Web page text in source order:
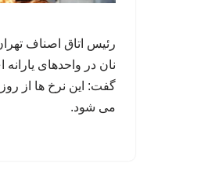
رئیس اتاق اصناف
نان در واحدهای یارانه‌
می شود.